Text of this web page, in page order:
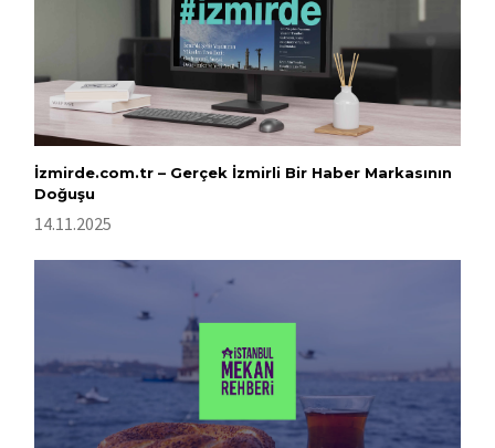
İzmirde.com.tr – Gerçek İzmirli Bir Haber Markasının
Doğuşu
14.11.2025